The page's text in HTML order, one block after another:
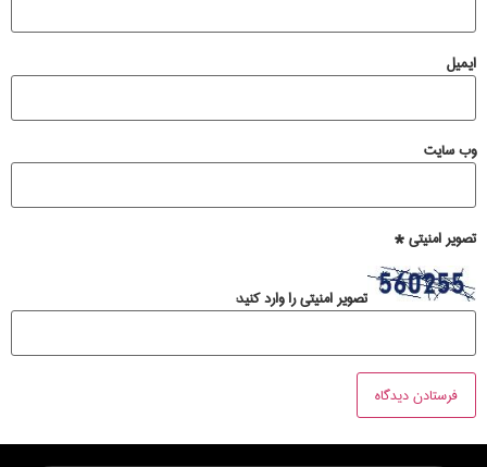
ایمیل
وب‌ سایت
تصویر امنیتی*
تصویر امنیتی را وارد کنید: